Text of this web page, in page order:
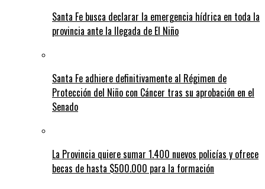
Santa Fe busca declarar la emergencia hídrica en toda la
provincia ante la llegada de El Niño
Santa Fe adhiere definitivamente al Régimen de
Protección del Niño con Cáncer tras su aprobación en el
Senado
La Provincia quiere sumar 1.400 nuevos policías y ofrece
becas de hasta $500.000 para la formación